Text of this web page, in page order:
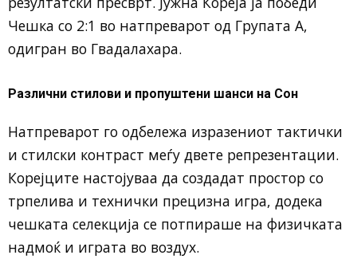
Чешка со 2:1 во натпреварот од Групата А,
одигран во Гвадалахара.
Различни стилови и пропуштени шанси на Сон
Натпреварот го одбележа изразениот тактички
и стилски контраст меѓу двете репрезентации.
Корејците настојуваа да создадат простор со
трпелива и технички прецизна игра, додека
чешката селекција се потпираше на физичката
надмоќ и играта во воздух.